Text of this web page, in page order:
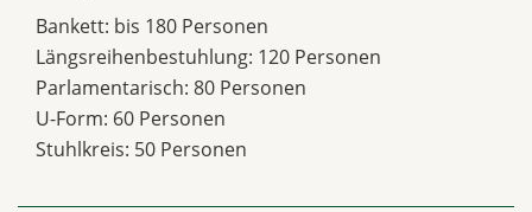
Bankett: bis 180 Personen
Längsreihenbestuhlung: 120 Personen
Parlamentarisch: 80 Personen
U-Form: 60 Personen
Stuhlkreis: 50 Personen